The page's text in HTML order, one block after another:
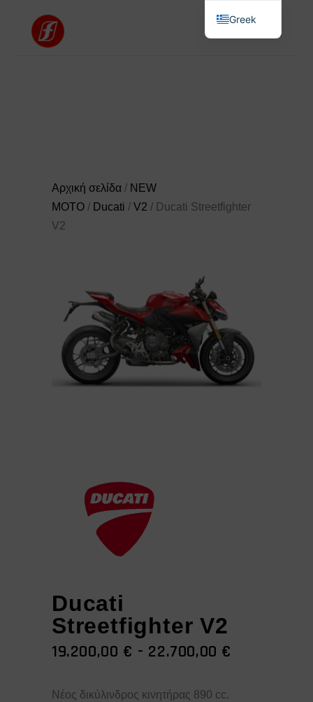
Αρχική σελίδα / NEW
MOTO / Ducati / V2 / Ducati Streetfighter
V2
Ducati
Streetfighter V2
19.200,00 € - 22.700,00 €
Νέος δικύλινδρος κινητήρας 890 cc.
Greek
English